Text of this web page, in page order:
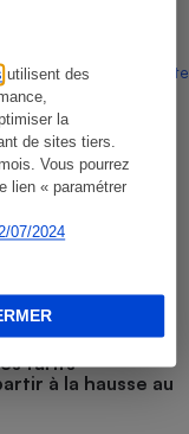
utilisent des
la
de sites tiers.
Vous pourrez
lien « paramétrer
07/2024
du marché,
données
aux règles de
La Note
entre Que
- Le protocole
tarifs
à la hausse au